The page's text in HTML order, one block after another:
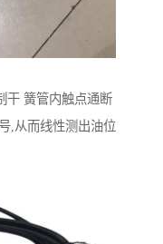
干 簧管内触点通断
,从而线性测出油位